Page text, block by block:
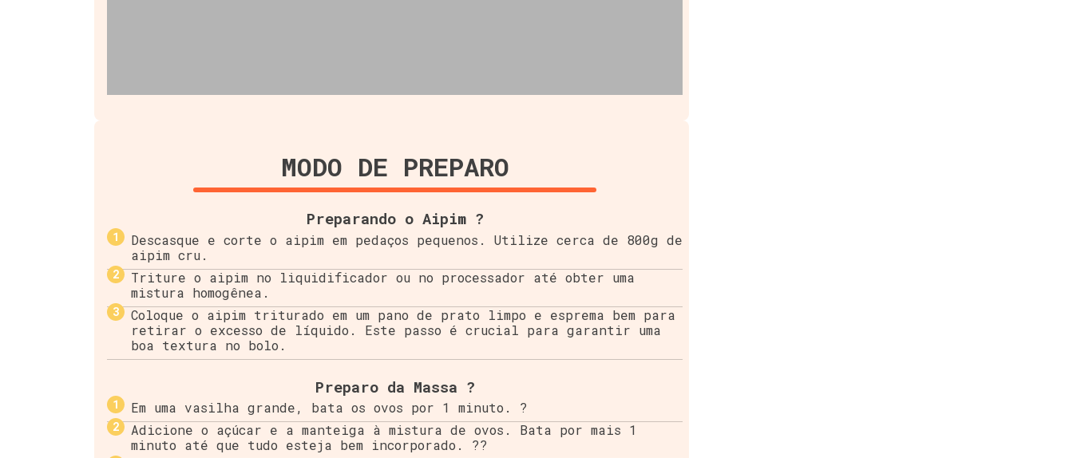
MODO DE PREPARO
Preparando o Aipim ?
Descasque e corte o aipim em pedaços pequenos. Utilize cerca de 800g de
aipim cru.
Triture o aipim no liquidificador ou no processador até obter uma
mistura homogênea.
Coloque o aipim triturado em um pano de prato limpo e esprema bem para
retirar o excesso de líquido. Este passo é crucial para garantir uma
boa textura no bolo.
Preparo da Massa ?
Em uma vasilha grande, bata os ovos por 1 minuto. ?
Adicione o açúcar e a manteiga à mistura de ovos. Bata por mais 1
minuto até que tudo esteja bem incorporado. ??